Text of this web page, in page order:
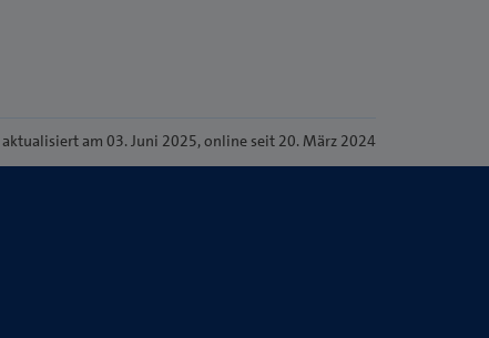
aktualisiert am 03. Juni 2025, online seit 20. März 2024